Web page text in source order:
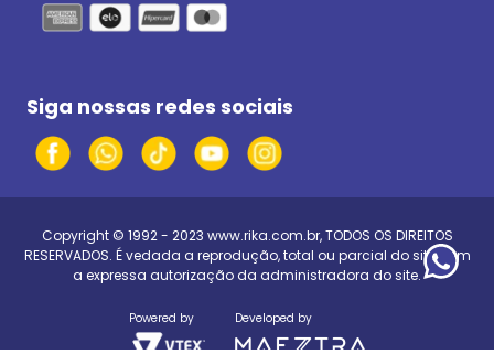
Siga nossas redes sociais
Copyright © 1992 - 2023 www.rika.com.br, TODOS OS DIREITOS
RESERVADOS. É vedada a reprodução, total ou parcial do site, sem
a expressa autorização da administradora do site.
Powered by Developed by